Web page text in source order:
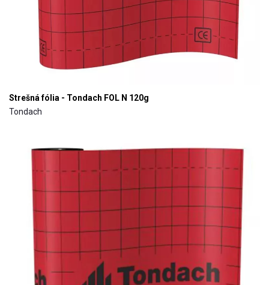
Strešná fólia - Tondach FOL N 120g
Tondach